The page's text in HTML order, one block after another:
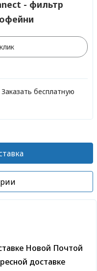
- фильтр
Заказать бесплатную
Новой Почтой
доставке